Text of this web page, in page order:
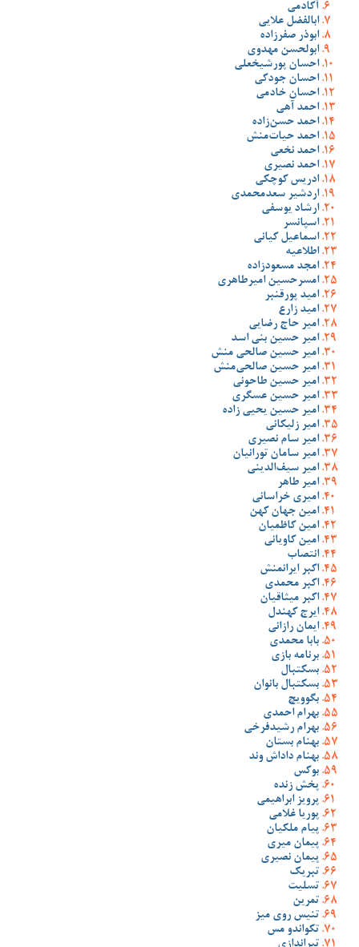
آکادمی
ابالفضل علایی
ابوذر صفرزاده
ابولحسن مهدوی
احسان پورشیخعلی
احسان جودکی
احسان خادمی
احمد آهی
احمد حسن‌زاده
احمد حیات‌منش
احمد نخعی
احمد نصیری
ادریس کوچکی
اردشیر سعدمحمدی
ارشاد یوسفی
اسپانسر
اسماعیل کیانی
اطلاعیه
امجد مسعودزاده
امسرحسین امیرطاهری
امید پورقنبر
امید زارع
امیر حاج رضایی
امیر حسین بنی اسد
امیر حسین صالحی منش
امیر حسین صالحی‌منش
امیر حسین طاحونی
امیر حسین عسگری
امیر حسین یحیی زاده
امیر زلیکانی
امیر سام نصیری
امیر سامان تورانیان
امیر سیف‌الدینی
امیر طاهر
امیری خراسانی
امین جهان کهن
امین کاظمیان
امین کاویانی
انتصاب
اکبر ایرانمنش
اکبر محمدی
اکبر میثاقیان
ایرج کهندل
ایمان رازانی
بابا محمدی
برنامه بازی
بسکتبال
بسکتبال بانوان
بگوویچ
بهرام احمدی
بهرام رشیدفرخی
بهنام بستان
بهنام داداش وند
بوکس
پخش زنده
پرویز ابراهیمی
پوریا غلامی
پیام ملکیان
پیمان میری
پیمان نصیری
تبریک
تسلیت
تمرین
تنیس روی میز
تکواندو مس